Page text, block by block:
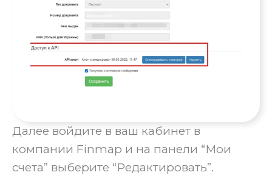
Далее войдите в ваш кабинет в
компании Finmap и на панели “Мои
счета” выберите “Редактировать”.